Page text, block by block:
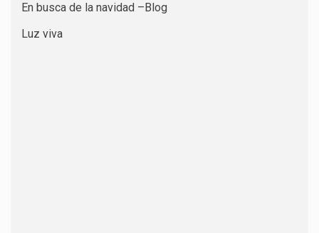
En busca de la navidad –Blog
Luz viva